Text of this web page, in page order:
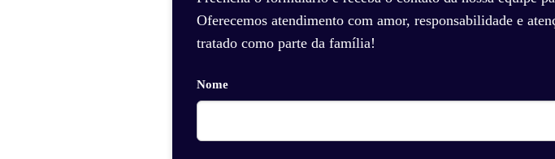
Oferecemos atendimento com amor, responsabilidade e
tratado como parte da família!
Nome